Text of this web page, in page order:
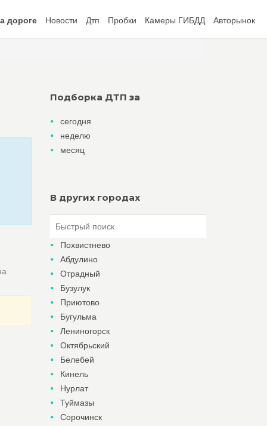
дороге Новости Дтп Пробки Камеры ГИБДД Авторынок
Подборка ДТП за
сегодня
неделю
месяц
В других городах
Похвистнево
Абдулино
Отрадный
Бузулук
Приютово
Бугульма
Лениногорск
Октябрьский
Белебей
Кинель
Нурлат
Туймазы
Сорочинск